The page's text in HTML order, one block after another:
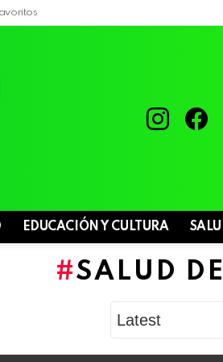
EDUCACIÓN Y CULTURA
SALUD